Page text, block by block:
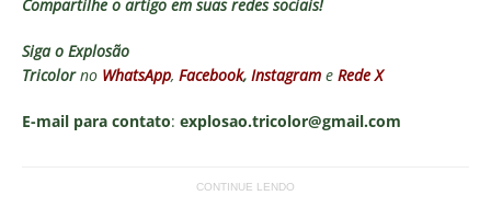
Compartilhe o artigo em suas redes sociais!
Siga o Explosão
Tricolorno WhatsApp, Facebook, Instagram e Rede X
E-mail para contato: explosao.tricolor@gmail.com
CONTINUE LENDO